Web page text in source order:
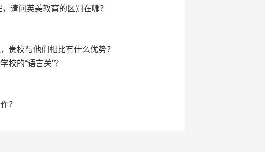
请问英美教育的区别在哪？
贵校与他们相比有什么优势？
校的“语言关”？
？